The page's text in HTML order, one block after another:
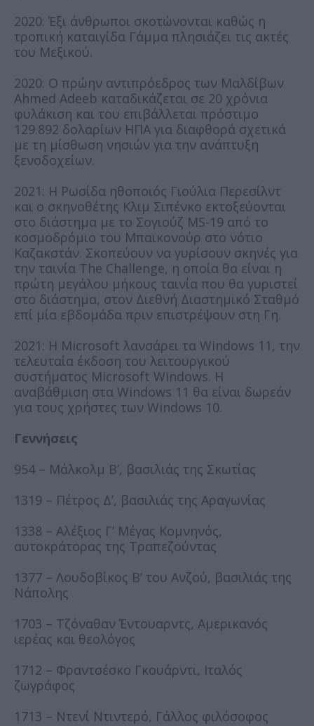
2020: Έξι άνθρωποι σκοτώνονται καθώς η
τροπική καταιγίδα Γάμμα πλησιάζει τις ακτές
του Μεξικού.
2020: Ο πρώην αντιπρόεδρος των Μαλδίβων
Ahmed Adeeb καταδικάζεται σε 20 χρόνια
φυλάκιση και του επιβάλλεται πρόστιμο
129.892 δολαρίων ΗΠΑ για διαφθορά σχετικά
με τη μίσθωση νησιών για την ανάπτυξη
ξενοδοχείων.
2021: Η Ρωσίδα ηθοποιός Γιούλια Περεσίλντ
και ο σκηνοθέτης Κλιμ Σιπένκο εκτοξεύονται
στο διάστημα με το Σογιούζ MS-19 από το
κοσμοδρόμιο του Μπαϊκονούρ στο νότιο
Καζακστάν. Σκοπεύουν να γυρίσουν σκηνές για
την ταινία The Challenge, η οποία θα είναι η
πρώτη μεγάλου μήκους ταινία που θα γυριστεί
στο διάστημα, στον Διεθνή Διαστημικό Σταθμό
επί μία εβδομάδα πριν επιστρέψουν στη Γη.
2021: Η Microsoft λανσάρει τα Windows 11, την
τελευταία έκδοση του λειτουργικού
συστήματος Microsoft Windows. Η
αναβάθμιση στα Windows 11 θα είναι δωρεάν
για τους χρήστες των Windows 10.
Γεννήσεις
954 – Μάλκολμ Β’, βασιλιάς της Σκωτίας
1319 – Πέτρος Δ’, βασιλιάς της Αραγωνίας
1338 – Αλέξιος Γ’ Μέγας Κομνηνός,
αυτοκράτορας της Τραπεζούντας
1377 – Λουδοβίκος Β’ του Ανζού, βασιλιάς της
Νάπολης
1703 – Τζόναθαν Έντουαρντς, Αμερικανός
ιερέας και θεολόγος
1712 – Φραντσέσκο Γκουάρντι, Ιταλός
ζωγράφος
1713 – Ντενί Ντιντερό, Γάλλος φιλόσοφος